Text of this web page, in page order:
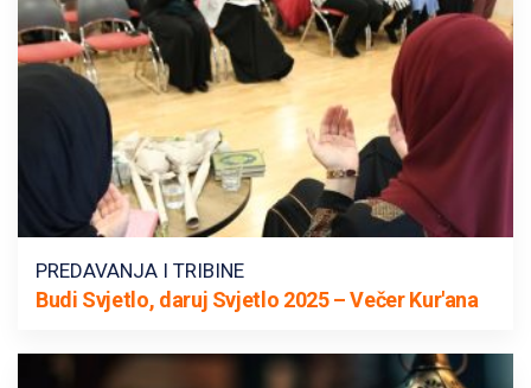
PREDAVANJA I TRIBINE
Budi Svjetlo, daruj Svjetlo 2025 – Večer Kur'ana